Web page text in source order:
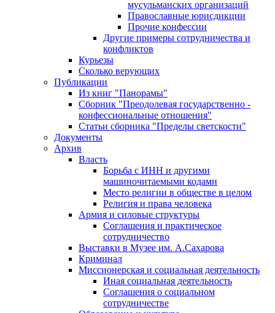
мусульманских организаций
Православные юрисдикции
Прочие конфессии
Другие примеры сотрудничества и
конфликтов
Курьезы
Сколько верующих
Публикации
Из книг "Панорамы"
Сборник "Преодолевая государственно -
конфессиональные отношения"
Статьи сборника "Пределы светскости"
Документы
Архив
Власть
Борьба с ИНН и другими
машиночитаемыми кодами
Место религии в обществе в целом
Религия и права человека
Армия и силовые структуры
Соглашения и практическое
сотрудничество
Выставки в Музее им. А.Сахарова
Криминал
Миссионерская и социальная деятельность
Иная социальная деятельность
Соглашения о социальном
сотрудничестве